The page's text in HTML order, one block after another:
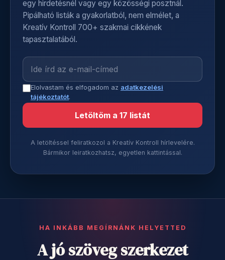
egy hirdetésnél vagy egy közösségi posztnál.
Pipálható listák a gyakorlatból, nem elmélet, a
Kreatív Kontroll 700+ szakmai cikkének
tapasztalatából.
Elolvastam és elfogadom az adatkezelési
tájékoztatót.
Letöltöm a 17 listát
A letöltéssel feliratkozol a Kreatív Kontroll hírlevelére.
Bármikor leiratkozhatsz, egyetlen kattintással.
HA INKÁBB MEGÍRNÁNK HELYETTED
A jó szöveg szerkezet